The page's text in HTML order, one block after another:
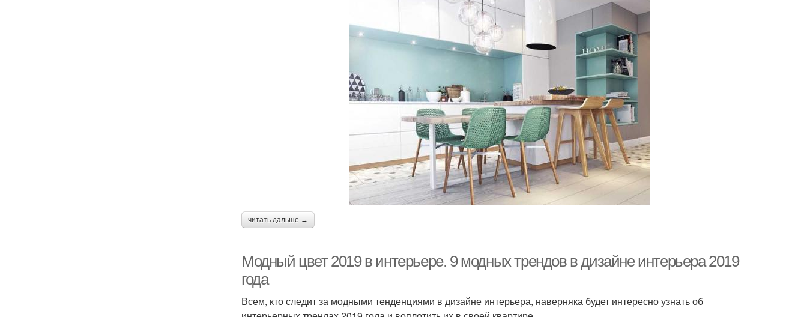
читать дальше →
Модный цвет 2019 в интерьере. 9 модных трендов в дизайне интерьера 2019
года
Всем, кто следит за модными тенденциями в дизайне интерьера, наверняка будет интересно узнать об